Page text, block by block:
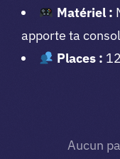
Matériel :
apporte ta
Places :
Aucun